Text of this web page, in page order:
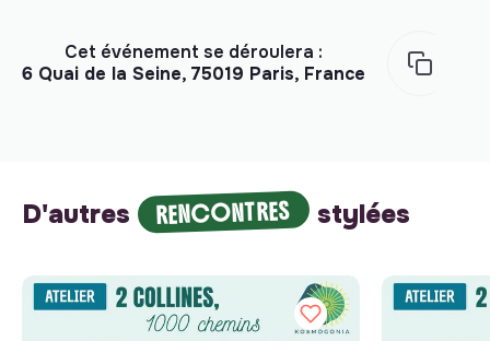
Cet événement se déroulera :
6 Quai de la Seine, 75019 Paris, France
D'autres RENCONTRES stylées